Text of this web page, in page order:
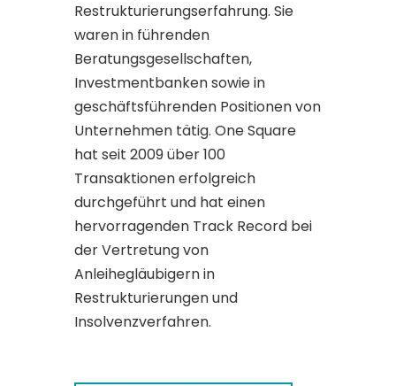
Restrukturierungserfahrung. Sie
waren in führenden
Beratungsgesellschaften,
Investmentbanken sowie in
geschäftsführenden Positionen von
Unternehmen tätig. One Square
hat seit 2009 über 100
Transaktionen erfolgreich
durchgeführt und hat einen
hervorragenden Track Record bei
der Vertretung von
Anleihegläubigern in
Restrukturierungen und
Insolvenzverfahren.